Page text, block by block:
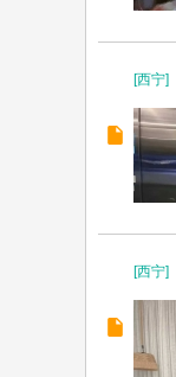
[西宁]
[西宁]